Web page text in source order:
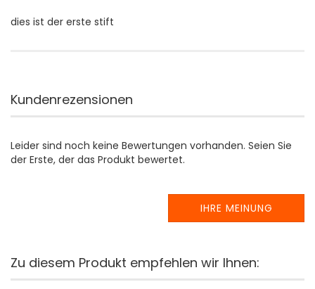
dies ist der erste stift
Kundenrezensionen
Leider sind noch keine Bewertungen vorhanden. Seien Sie
der Erste, der das Produkt bewertet.
IHRE MEINUNG
Zu diesem Produkt empfehlen wir Ihnen: